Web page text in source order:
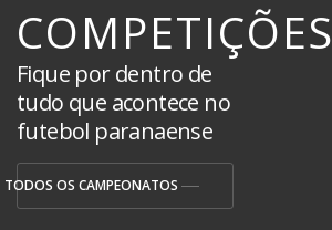
COMPETIÇÕES
Fique por dentro de
tudo que acontece no
futebol paranaense
TODOS OS CAMPEONATOS